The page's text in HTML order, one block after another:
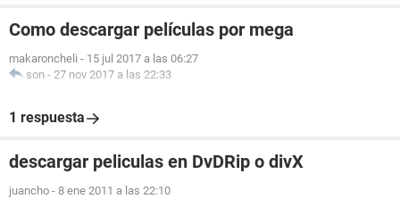
Como descargar películas por mega
makaroncheli - 15 jul 2017 a las 06:27
son - 27 nov 2017 a las 22:33
1 respuesta
descargar peliculas en DvDRip o divX
juancho - 8 ene 2011 a las 22:10